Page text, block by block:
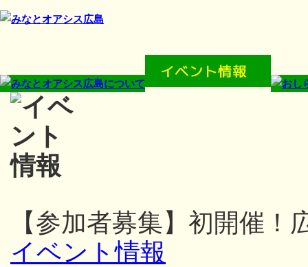
【参加者募集】初開催
イベント情報